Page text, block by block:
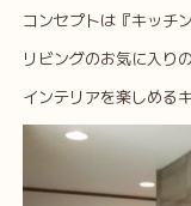
コンセプトは『キッチ
リビングのお気に入り
インテリアを楽しめる